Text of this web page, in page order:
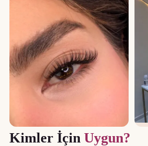
Kimler İçin Uygun?